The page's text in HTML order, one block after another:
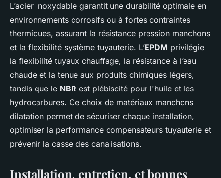
L’acier inoxydable garantit une durabilité optimale en
environnements corrosifs ou à fortes contraintes
thermiques, assurant la résistance pression manchons
et la flexibilité système tuyauterie. L’EPDM privilégie
la flexibilité tuyaux chauffage, la résistance à l’eau
chaude et la tenue aux produits chimiques légers,
tandis que le NBR est plébiscité pour l'huile et les
hydrocarbures. Ce choix de matériaux manchons
dilatation permet de sécuriser chaque installation,
optimiser la performance compensateurs tuyauterie et
prévenir la casse des canalisations.
Installation, entretien, et bonnes